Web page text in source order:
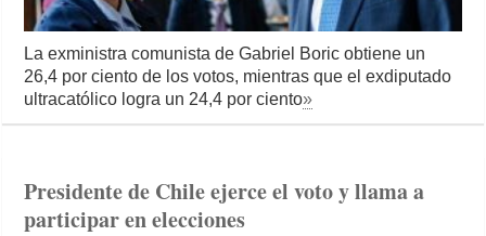
La exministra comunista de Gabriel Boric obtiene un
26,4 por ciento de los votos, mientras que el exdiputado
ultracatólico logra un 24,4 por ciento»
Presidente de Chile ejerce el voto y llama a
participar en elecciones